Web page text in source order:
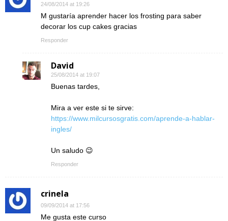
24/08/2014 at 19:26
M gustaría aprender hacer los frosting para saber
decorar los cup cakes gracias
Responder
David
25/08/2014 at 19:07
Buenas tardes,
Mira a ver este si te sirve:
https://www.milcursosgratis.com/aprende-a-hablar-
ingles/
Un saludo 😉
Responder
crinela
09/09/2014 at 17:56
Me gusta este curso